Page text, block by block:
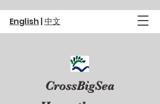
CrossBigSea
English | 中文